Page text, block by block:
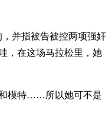
并指被告被控两项强奸
，在这场马拉松里，她
模特……所以她可不是